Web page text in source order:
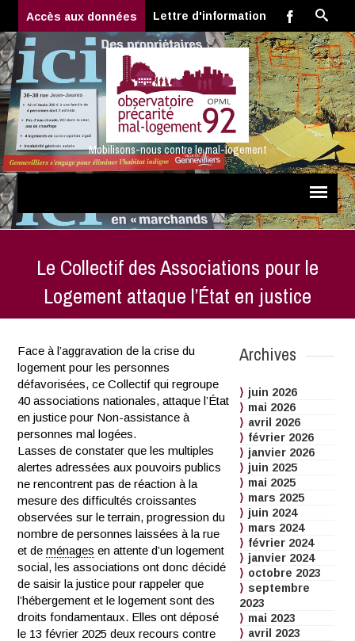
Accès aux données Lettre d'information
Mobilisons-nous contre le mal-logement
Le Collectif des Associations pour le
Logement attaque l’État en justice
Face à l’aggravation de la crise du
logement pour les personnes
défavorisées, ce Collectif qui regroupe
40 associations nationales, attaque l’État
en justice pour Non-assistance à
personnes mal logées.
Lasses de constater que les multiples
alertes adressées aux pouvoirs publics
ne rencontrent pas de réaction à la
mesure des difficultés croissantes
observées sur le terrain, progression du
nombre de personnes laissées à la rue
et deménages en attente d’un logement
social, les associations ont donc décidé
de saisir la justice pour rappeler que
l’hébergement et le logement sont des
droits fondamentaux. Elles ont déposé
le 13 février 2025 deux recours contre
Archives
juin 2026
mai 2026
avril 2026
février 2026
janvier 2026
juin 2025
mai 2025
mars 2025
juin 2024
mars 2024
février 2024
janvier 2024
octobre 2023
septembre
2023
mai 2023
avril 2023